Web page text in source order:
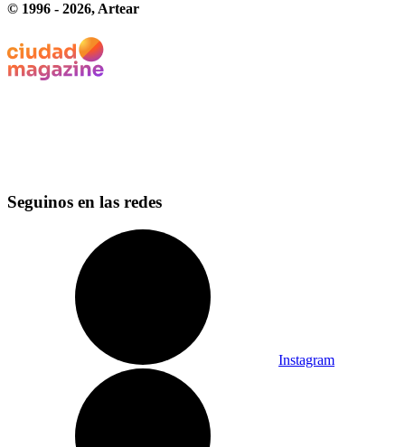
© 1996 - 2026, Artear
Seguinos en las redes
Instagram